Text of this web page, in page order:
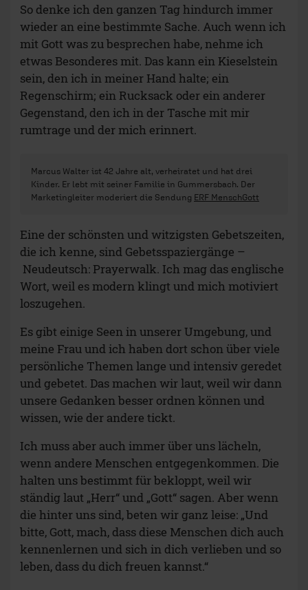
So denke ich den ganzen Tag hindurch immer
wieder an eine bestimmte Sache. Auch wenn ich
mit Gott was zu besprechen habe, nehme ich
etwas Besonderes mit. Das kann ein Kieselstein
sein, den ich in meiner Hand halte; ein
Regenschirm; ein Rucksack oder ein anderer
Gegenstand, den ich in der Tasche mit mir
rumtrage und der mich erinnert.
Marcus Walter ist 42 Jahre alt, verheiratet und hat drei
Kinder. Er lebt mit seiner Familie in Gummersbach. Der
Marketingleiter moderiert die Sendung ERF MenschGott
Eine der schönsten und witzigsten Gebetszeiten,
die ich kenne, sind Gebetsspaziergänge –
Neudeutsch: Prayerwalk. Ich mag das englische
Wort, weil es modern klingt und mich motiviert
loszugehen.
Es gibt einige Seen in unserer Umgebung, und
meine Frau und ich haben dort schon über viele
persönliche Themen lange und intensiv geredet
und gebetet. Das machen wir laut, weil wir dann
unsere Gedanken besser ordnen können und
wissen, wie der andere tickt.
Ich muss aber auch immer über uns lächeln,
wenn andere Menschen entgegenkommen. Die
halten uns bestimmt für bekloppt, weil wir
ständig laut „Herr“ und „Gott“ sagen. Aber wenn
die hinter uns sind, beten wir ganz leise: „Und
bitte, Gott, mach, dass diese Menschen dich auch
kennenlernen und sich in dich verlieben und so
leben, dass du dich freuen kannst.“